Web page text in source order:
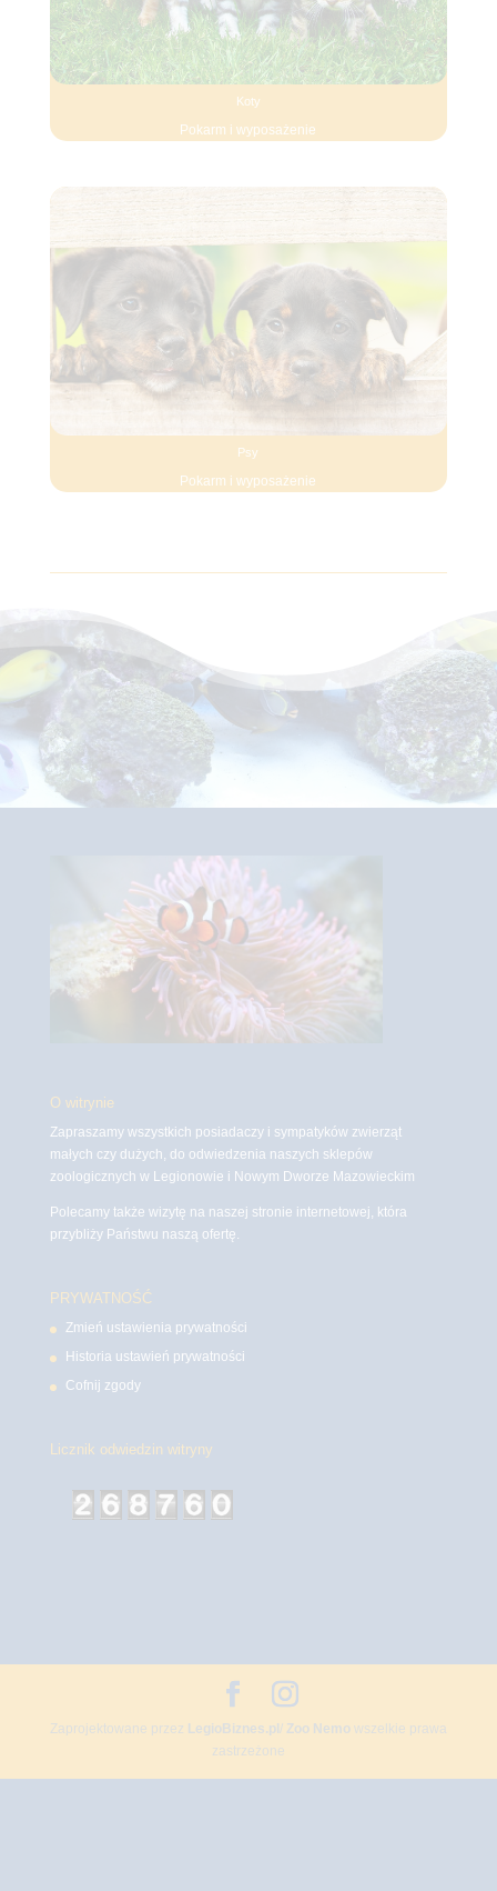
Koty
Pokarm i wyposażenie
Psy
Pokarm i wyposażenie
O witrynie
Zapraszamy wszystkich posiadaczy i sympatyków zwierząt
małych czy dużych, do odwiedzenia naszych sklepów
zoologicznych w Legionowie i Nowym Dworze Mazowieckim
Polecamy także wizytę na naszej stronie internetowej, która
przybliży Państwu naszą ofertę.
PRYWATNOŚĆ
Zmień ustawienia prywatności
Historia ustawień prywatności
Cofnij zgody
Licznik odwiedzin witryny
Zaprojektowane przez LegioBiznes.pl/ Zoo Nemowszelkie prawa
zastrzeżone